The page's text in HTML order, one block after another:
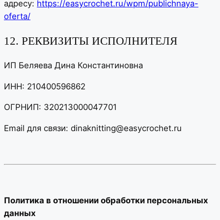
адресу: https://easycrochet.ru/wpm/publichnaya-
oferta/
12. РЕКВИЗИТЫ ИСПОЛНИТЕЛЯ
ИП Беляева Дина Константиновна
ИНН: 210400596862
ОГРНИП: 320213000047701
Email для связи: dinaknitting@easycrochet.ru
Политика в отношении обработки персональных
данных